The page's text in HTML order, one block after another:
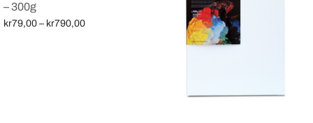
– 300g
kr79,00 – kr790,00Price